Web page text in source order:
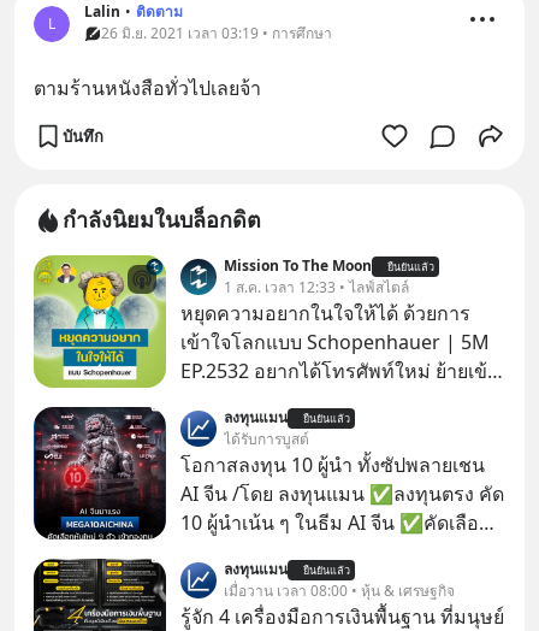
L
Lalin • ติดตาม
26 มิ.ย. 2021 เวลา 03:19 • การศึกษา
ตามร้านหนังสือทั่วไปเลยจ้า
บันทึก
กำลังนิยมในบล็อกดิต
Mission To The Moon ยืนยันแล้ว
1 ส.ค. เวลา 12:33 • ไลฟ์สไตล์
หยุดความอยากในใจให้ได้ ด้วยการ
เข้าใจโลกแบบ Schopenhauer | 5M
EP.2532 อยากได้โทรศัพท์ใหม่ ย้ายเข้า
เคยสงสัยไหมว่าทำไมพอได้ของที่อยาก
ได้มาแล้วความสุขนั้นกลับอยู่กับเราได้
ไม่นาน? นี่คือกลไกพื้นฐานของมนุษย์ที่
Arthur Schopenhauer นักปรัชญา
ชาวเยอรมันเคยอธิบายไว้เมื่อ 200 กว่า
ปีก่อน แล้วเราจะหยุดวงจรความอยาก
ในใจเพื่อความสุขที่ยั่งยืนได้อย่างไร?
ลงทุนแมน ยืนยันแล้ว
ได้รับการบูสต์
โอกาสลงทุน 10 ผู้นำ ทั้งซัปพลายเชน
AI จีน /โดย ลงทุนแมน ✅ลงทุนตรง คัด
10 ผู้นำเน้น ๆ ในธีม AI จีน ✅คัดเลือก
เจ้าของผู้นำ AI จีน ตั้งแต่โรงงานผลิตชิป
หน่วยความจำ โมเดล AI ยันหุ่นยนต์
ลงทุนแมน ยืนยันแล้ว
เมื่อวาน เวลา 08:00 • หุ้น & เศรษฐกิจ
รู้จัก 4 เครื่องมือการเงินพื้นฐาน ที่มนุษย์